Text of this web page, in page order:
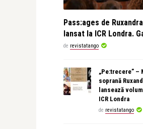
Pass:ages de
lansat la ICR Londra.
de revistatango
„Pe:trecere” –
soprană
lansează
ICR Londra
de revistatango